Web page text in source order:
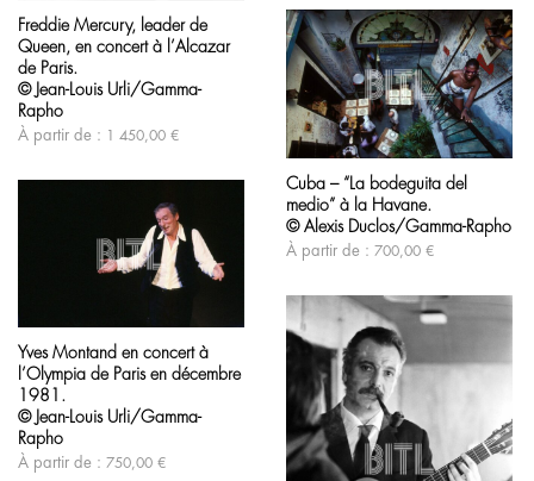
choisies
sur
la
page
du
produit
a
plusieurs
variations.
Les
options
peuvent
être
sur
Freddie Mercury, leader de
Queen, en concert à l’Alcazar
de Paris.
© Jean-Louis Urli/Gamma-
Rapho
À partir de : 1 450,00 €
Ce
a
plusieurs
variations.
Les
options
être
choisies
sur
page
du
produit
Cuba – “La bodeguita del
medio” à la Havane.
© Alexis Duclos/Gamma-Rapho
À partir de : 700,00 €
Ce
a
plusieurs
variations.
Les
options
peuvent
être
Yves Montand en concert à
l’Olympia de Paris en décembre
1981.
© Jean-Louis Urli/Gamma-
Rapho
À partir de : 750,00 €